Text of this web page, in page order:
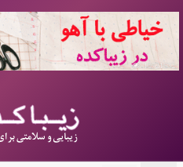
10721632